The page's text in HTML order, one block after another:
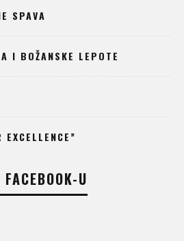
SPAVA
I BOŽANSKE LEPOTE
U